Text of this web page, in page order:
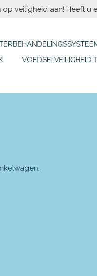
veiligheid aan! Heeft u
VOEDSELVEILIGHEID